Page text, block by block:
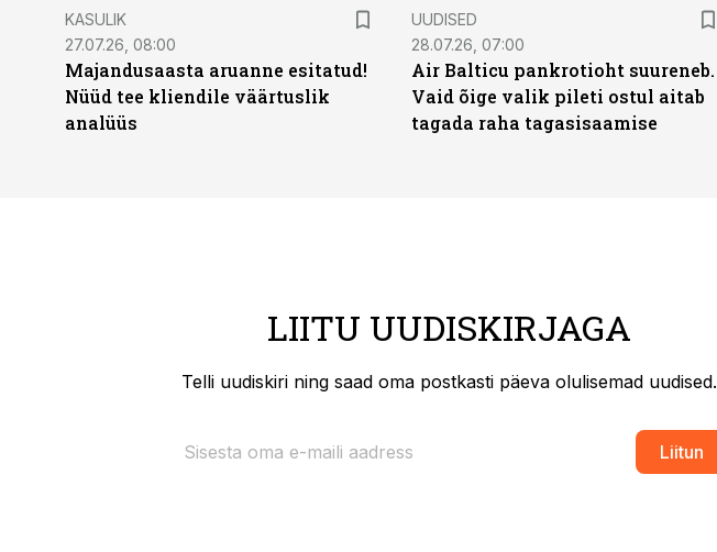
KASULIK
27.07.26, 08:00
Majandusaasta aruanne esitatud!
Nüüd tee kliendile väärtuslik
analüüs
UUDISED
28.07.26, 07:00
Air Balticu pankrotioht suureneb.
Vaid õige valik pileti ostul aitab
tagada raha tagasisaamise
LIITU UUDISKIRJAGA
Telli uudiskiri ning saad oma postkasti päeva olulisemad uudised.
Liitun